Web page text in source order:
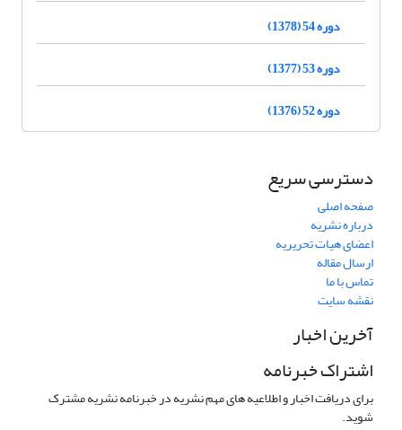
دوره 54 (1378)
دوره 53 (1377)
دوره 52 (1376)
دسترسی سریع
صفحه اصلی
درباره نشریه
اعضای هیات تحریریه
ارسال مقاله
تماس با ما
نقشه سایت
آخرین اخبار
اشتراک خبرنامه
برای دریافت اخبار و اطلاعیه های مهم نشریه در خبرنامه نشریه مشترک
شوید.